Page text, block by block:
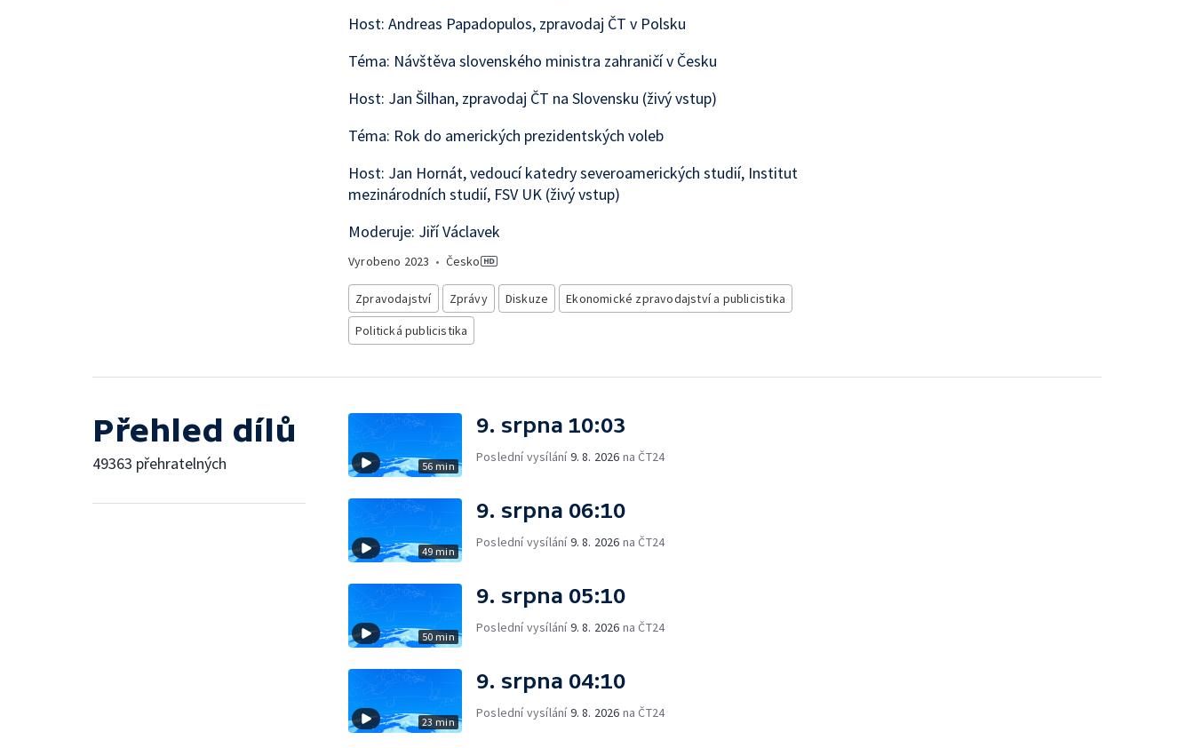
Host: Andreas Papadopulos, zpravodaj ČT v Polsku
Téma: Návštěva slovenského ministra zahraničí v Česku
Host: Jan Šilhan, zpravodaj ČT na Slovensku (živý vstup)
Téma: Rok do amerických prezidentských voleb
Host: Jan Hornát, vedoucí katedry severoamerických studií, Institut
mezinárodních studií, FSV UK (živý vstup)
Moderuje: Jiří Václavek
Vyrobeno 2023 • Česko
Zpravodajství Zprávy Diskuze
Ekonomické zpravodajství a publicistika
Politická publicistika
Přehled dílů
49363 přehratelných 56 min
9. srpna 10:03
Poslední vysílání9. 8. 2026 na ČT24
49 min
9. srpna 06:10
Poslední vysílání9. 8. 2026 na ČT24
50 min
9. srpna 05:10
Poslední vysílání9. 8. 2026 na ČT24
23 min
9. srpna 04:10
Poslední vysílání9. 8. 2026 na ČT24